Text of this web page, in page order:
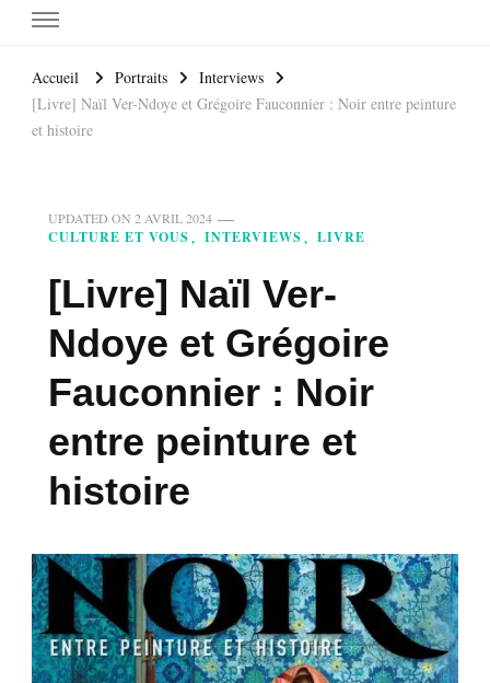
Accueil Portraits
Interviews
[Livre] Naïl Ver-Ndoye et Grégoire Fauconnier : Noir entre peinture
et histoire
UPDATED ON 2 AVRIL 2024
CULTURE ET VOUS INTERVIEWS LIVRE
[Livre] Naïl Ver-
Ndoye et Grégoire
Fauconnier : Noir
entre peinture et
histoire